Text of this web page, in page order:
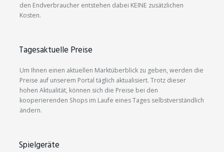
den Endverbraucher entstehen dabei KEINE zusätzlichen
Kosten.
Tagesaktuelle Preise
Um Ihnen einen aktuellen Marktüberblick zu geben, werden die
Preise auf unserem Portal täglich aktualisiert. Trotz dieser
hohen Aktualität, können sich die Preise bei den
kooperierenden Shops im Laufe eines Tages selbstverständlich
ändern.
Spielgeräte